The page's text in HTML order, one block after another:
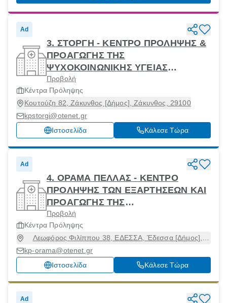
Ad
3. ΣΤΟΡΓΗ - ΚΕΝΤΡΟ ΠΡΟΛΗΨΗΣ &
ΠΡΟΑΓΩΓΗΣ ΤΗΣ
ΨΥΧΟΚΟΙΝΩΝΙΚΗΣ ΥΓΕΙΑΣ
ΠΕΡΙΦΕΡΕΙΑΚΗΣ ΕΝΟΤΗΤΑΣ
ΖΑΚΥΝΘΟΥ Η ΣΤΟΡΓΗ
Προβολή
Κέντρα Πρόληψης
Κουτούζη 82, Ζάκυνθος [Δήμος], Ζάκυνθος, 29100
kpstorgi@otenet.gr
Ιστοσελίδα
Κάλεσε Τώρα
Ad
4. ΟΡΑΜΑ ΠΕΛΛΑΣ - ΚΕΝΤΡΟ
ΠΡΟΛΗΨΗΣ ΤΩΝ ΕΞΑΡΤΗΣΕΩΝ ΚΑΙ
ΠΡΟΑΓΩΓΗΣ ΤΗΣ
ΨΥΧΟΚΟΙΝΩΝΙΚΗΣ ΥΓΕΙΑΣ
Προβολή
Κέντρα Πρόληψης
Λεωφόρος Φιλίππου 38, ΕΔΕΣΣΑ, Έδεσσα [Δήμος],
kp-orama@otenet.gr
Ιστοσελίδα
Κάλεσε Τώρα
Ad